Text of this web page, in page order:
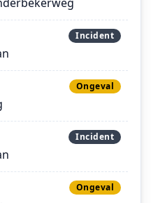
Incident
Ongeval
Incident
Ongeval